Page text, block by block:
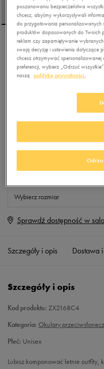
OTO OKULARY
C4
4.5
KLUBIE 50
Produkt niedostępny
Jeśli artykuł będzie ponownie
Wybierz rozmiar
ONE SIZE Powiadom o
Sprawdź dostępność w
Szczegóły i opis Dostawa
Szczegóły i opis
Kod produktu: ZX2168C4
Kategoria: Okulary
Płeć: Unisex
Lubisz komponować letnie outfity,
poszanowaniu bezpieczeństwa
chcesz, abyśmy wykorzystywali
do przygotowania personalizowanych
produktów dopasowanych do Twoich
reklam czy zapamiętywanie
swoją decyzję i ustawienia dotyczące
chcesz otrzymywać
preferencji, wybierz „Odrzuć
naszą politykę prywatności.